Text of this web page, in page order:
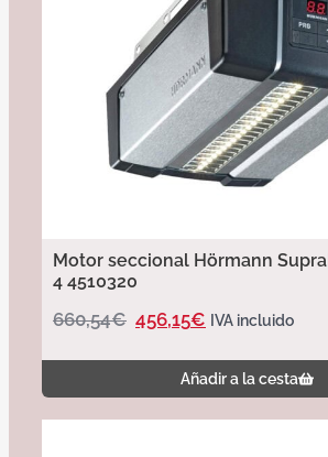
Motor seccional Hörmann
4 4510320
660,54€ 456,15€ IVA incluido
Añadir a la cesta